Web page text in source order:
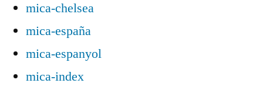
mica-chelsea
mica-españa
mica-espanyol
mica-index